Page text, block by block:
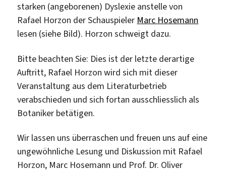
starken (angeborenen) Dyslexie anstelle von
Rafael Horzon der Schauspieler Marc Hosemann
lesen (siehe Bild). Horzon schweigt dazu.
Bitte beachten Sie: Dies ist der letzte derartige
Auftritt, Rafael Horzon wird sich mit dieser
Veranstaltung aus dem Literaturbetrieb
verabschieden und sich fortan ausschliesslich als
Botaniker betätigen.
Wir lassen uns überraschen und freuen uns auf eine
ungewöhnliche Lesung und Diskussion mit Rafael
Horzon, Marc Hosemann und Prof. Dr. Oliver